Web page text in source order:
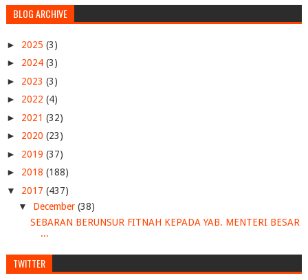
BLOG ARCHIVE
► 2025 (3)
► 2024 (3)
► 2023 (3)
► 2022 (4)
► 2021 (32)
► 2020 (23)
► 2019 (37)
► 2018 (188)
▼ 2017 (437)
▼ December (38)
SEBARAN BERUNSUR FITNAH KEPADA YAB. MENTERI BESAR
...
PENYERTAAN DATUK HUSAM MUSA DI DALAM MAJLIS
TWITTER